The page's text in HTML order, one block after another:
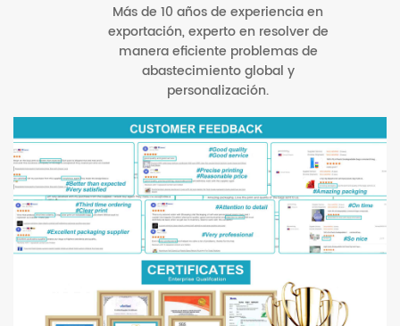
Más de 10 años de experiencia en
exportación, experto en resolver de
manera eficiente problemas de
abastecimiento global y
personalización.